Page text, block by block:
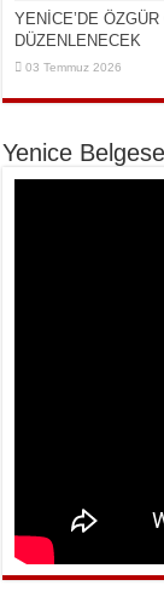
YENİCE’DE
DÜZENLENECEK
03 Temmuz 2026
Yenice